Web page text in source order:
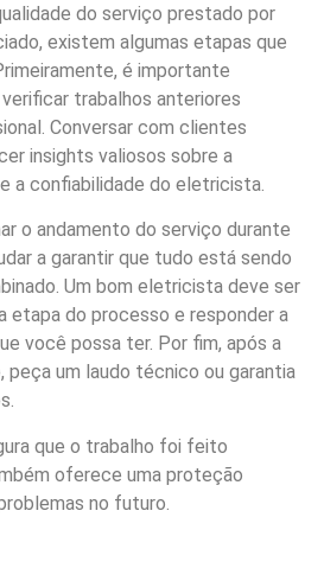
do serviço prestado por
existem algumas etapas que
é importante
trabalhos anteriores
Conversar com clientes
insights valiosos sobre a
a confiabilidade do eletricista.
o andamento do serviço durante
a garantir que tudo está sendo
Um bom eletricista deve ser
etapa do processo e responder a
você possa ter. Por fim, após a
peça um laudo técnico ou garantia
que o trabalho foi feito
oferece uma proteção
no futuro.